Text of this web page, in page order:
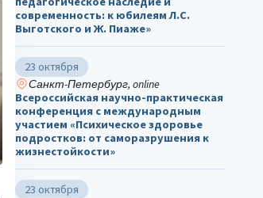
современность: к юбилеям Л.С.
Выготского и Ж. Пиаже»
23 октября
Санкт-Петербург, online
Всероссийская научно-практическая
конференция с международным
участием «Психическое здоровье
подростков: от саморазрушения к
жизнестойкости»
23 октября